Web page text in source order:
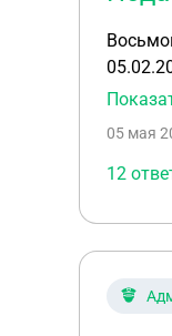
05.02.2020 года. ...Сегодня 5 мая последний день
05 мая
12